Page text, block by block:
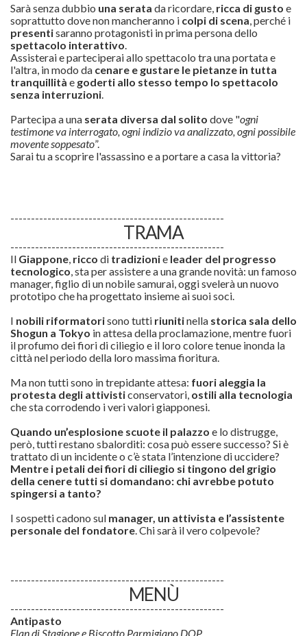
Sarà senza dubbio una serata da ricordare, ricca di gusto e
soprattutto dove non mancheranno i colpi di scena, perché i
presentisaranno protagonisti in prima persona dello
spettacolo interattivo.
Assisterai e parteciperai allo spettacolo tra una portata e
l'altra, in modo da cenare e gustare le pietanze in tutta
tranquillità e goderti allo stesso tempo lo spettacolo
senza interruzioni.
Partecipa a una serata diversa dal solito dove "ogni
testimone va interrogato, ogni indizio va analizzato, ogni possibile
movente soppesato”.
Sarai tu a scoprire l'assassino e a portare a casa la vittoria?
----------------------------------------------------
TRAMA
----------------------------------------------------
Il Giappone, ricco di tradizionie leader del progresso
tecnologico, sta per assistere a una grande novità: un famoso
manager, figlio di un nobile samurai, oggi svelerà un nuovo
prototipo che ha progettato insieme ai suoi soci.
I nobili riformatorisono tutti riunitinella storica sala dello
Shogun a Tokyo in attesa della proclamazione, mentre fuori
il profumo dei fiori di ciliegio e il loro colore tenue inonda la
città nel periodo della loro massima fioritura.
Ma non tutti sono in trepidante attesa: fuori aleggia la
protesta degli attivisticonservatori, ostili alla tecnologia
che sta corrodendo i veri valori giapponesi.
Quando un’esplosione scuote il palazzo e lo distrugge,
però, tutti restano sbalorditi: cosa può essere successo? Si è
trattato di un incidente o c’è stata l’intenzione di uccidere?
Mentre i petali dei fiori di ciliegio si tingono del grigio
della cenere tutti si domandano: chi avrebbe potuto
spingersi a tanto?
I sospetti cadono sul manager, un attivista e l’assistente
personale del fondatore. Chi sarà il vero colpevole?
----------------------------------------------------
MENÙ
----------------------------------------------------
Antipasto
Flan di Stagione e Biscotto Parmigiano DOP